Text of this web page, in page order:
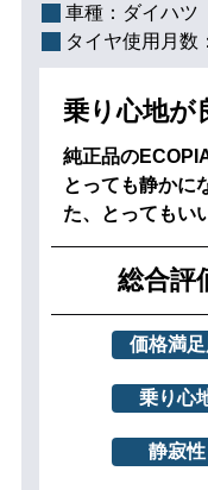
車種： ダイハ
タイヤ使用月数：
乗り心地が
純正品の
とっても静かに
た、とってもい
総合評
価格満
乗り心
静寂性